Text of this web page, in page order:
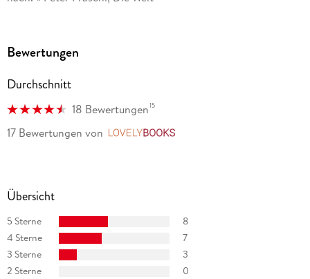
der-kultur-blog. de
Bewertungen
Durchschnitt
18 Bewertungen15
17 Bewertungen von
Übersicht
5 Sterne
8
4 Sterne
7
3 Sterne
3
2 Sterne
0